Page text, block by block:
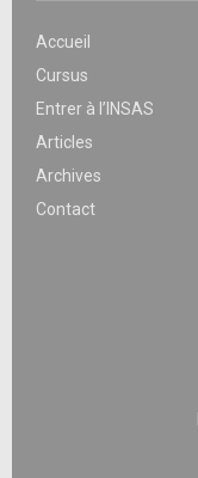
Accueil
Cursus
Entrer à l’INSAS
Articles
Archives
Contact